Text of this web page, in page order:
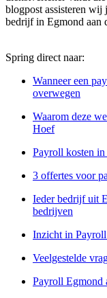
blogpost assisteren wij
bedrijf in Egmond aan
Spring direct naar:
Wanneer een
overwegen
Waarom deze
Hoef
Payroll kosten
3 offertes voor
Ieder bedrijf uit
bedrijven
Inzicht in
Veelgestelde
Payroll Egmond